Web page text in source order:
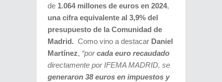
de 1.064 millones de euros en 2024,
una cifra equivalente al 3,9% del
presupuesto de la Comunidad de
Madrid. Como vino a destacar Daniel
Martínez, “porcada euro recaudado
directamente por IFEMA MADRID, se
generaron 38 euros en impuestos y